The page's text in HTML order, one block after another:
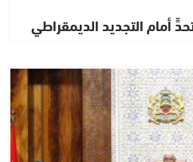
أمام التجديد الديمقراطي